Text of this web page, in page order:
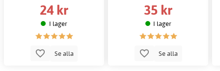
24 kr
I lager
Se alla
35 kr
I lager
Se alla